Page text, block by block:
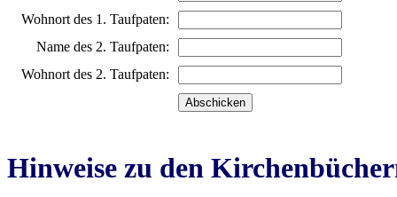
Wohnort des 1. Taufpaten:
Name des 2. Taufpaten:
Wohnort des 2. Taufpaten:
Hinweise zu den